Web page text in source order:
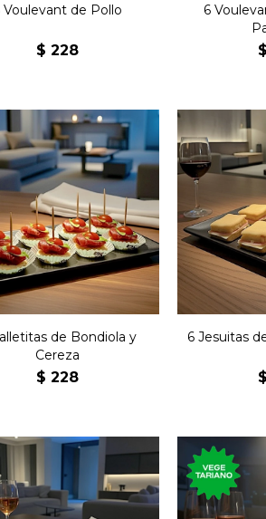
Voulevant de Pollo
$ 228
6
$
Seis galletitas con
bondiola y cereza.
de Bondiola y
Cereza
$ 228
Seis
rellenos
con
6 Jesuitas
$